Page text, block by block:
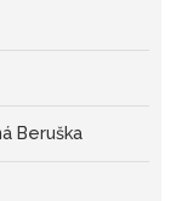
Beruška